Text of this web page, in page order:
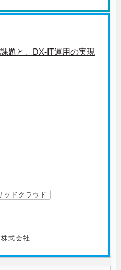
題と、DX-IT運用の実現
ッドクラウド
式会社